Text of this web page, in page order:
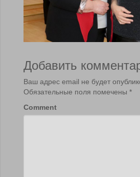
Добавить
Ваш адрес email не будет
Обязательные поля помечены *
Comment